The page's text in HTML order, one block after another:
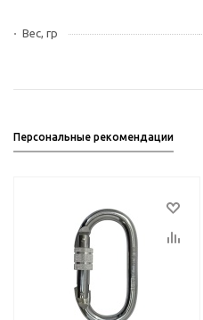
Вес, гр
Персональные рекомендации